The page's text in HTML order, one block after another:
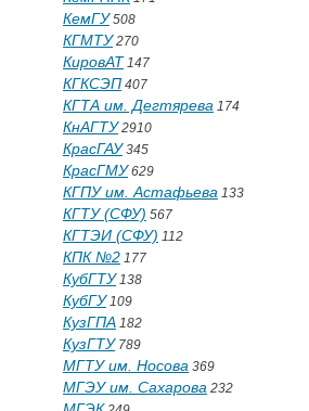
КемГУ508
КГМТУ270
КировАТ 147
КГКСЭП 407
КГТА им. Дегтярева 174
КнАГТУ2910
КрасГАУ345
КрасГМУ629
КГПУ им. Астафьева 133
КГТУ (СФУ) 567
КГТЭИ (СФУ) 112
КПК №2 177
КубГТУ138
КубГУ109
КузГПА 182
КузГТУ789
МГТУ им. Носова 369
МГЭУ им. Сахарова 232